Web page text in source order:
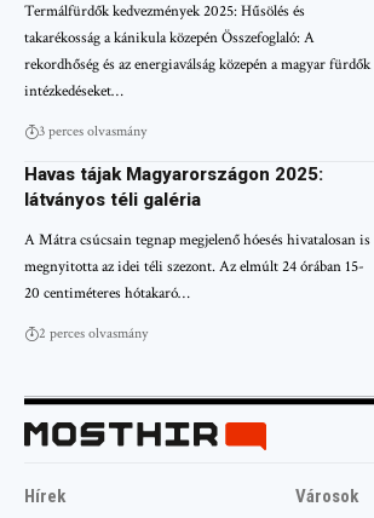
Termálfürdők kedvezmények 2025: Hűsölés és
takarékosság a kánikula közepén Összefoglaló: A
rekordhőség és az energiaválság közepén a magyar fürdők
intézkedéseket…
3 perces olvasmány
Havas tájak Magyarországon 2025:
látványos téli galéria
A Mátra csúcsain tegnap megjelenő hóesés hivatalosan is
megnyitotta az idei téli szezont. Az elmúlt 24 órában 15-
20 centiméteres hótakaró…
2 perces olvasmány
Hírek Városok